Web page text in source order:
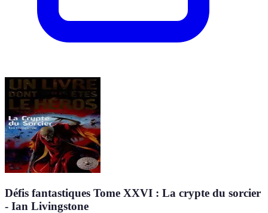
Défis fantastiques Tome XXVI : La crypte du sorcier
- Ian Livingstone